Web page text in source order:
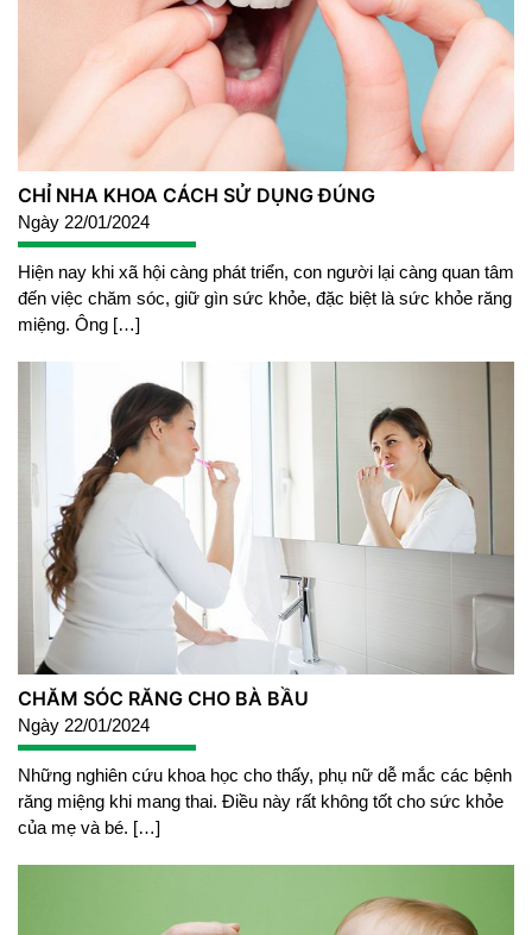
CHỈ NHA KHOA CÁCH SỬ DỤNG ĐÚNG
Ngày 22/01/2024
Hiện nay khi xã hội càng phát triển, con người lại càng quan tâm
đến việc chăm sóc, giữ gìn sức khỏe, đặc biệt là sức khỏe răng
miệng. Ông […]
CHĂM SÓC RĂNG CHO BÀ BẦU
Ngày 22/01/2024
Những nghiên cứu khoa học cho thấy, phụ nữ dễ mắc các bệnh
răng miệng khi mang thai. Điều này rất không tốt cho sức khỏe
của mẹ và bé. […]